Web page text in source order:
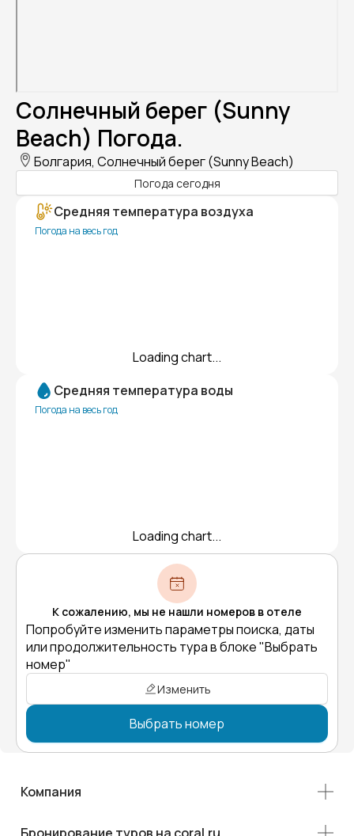
Солнечный берег (Sunny
Beach) Погода.
Болгария, Солнечный берег (Sunny Beach)
Погода сегодня
Средняя температура воздуха
Погода на весь год
Loading chart...
Средняя температура воды
Погода на весь год
Loading chart...
К сожалению, мы не нашли номеров в отеле
Попробуйте изменить параметры поиска, даты
или продолжительность тура в блоке "Выбрать
номер"
Изменить
Выбрать номер
Компания